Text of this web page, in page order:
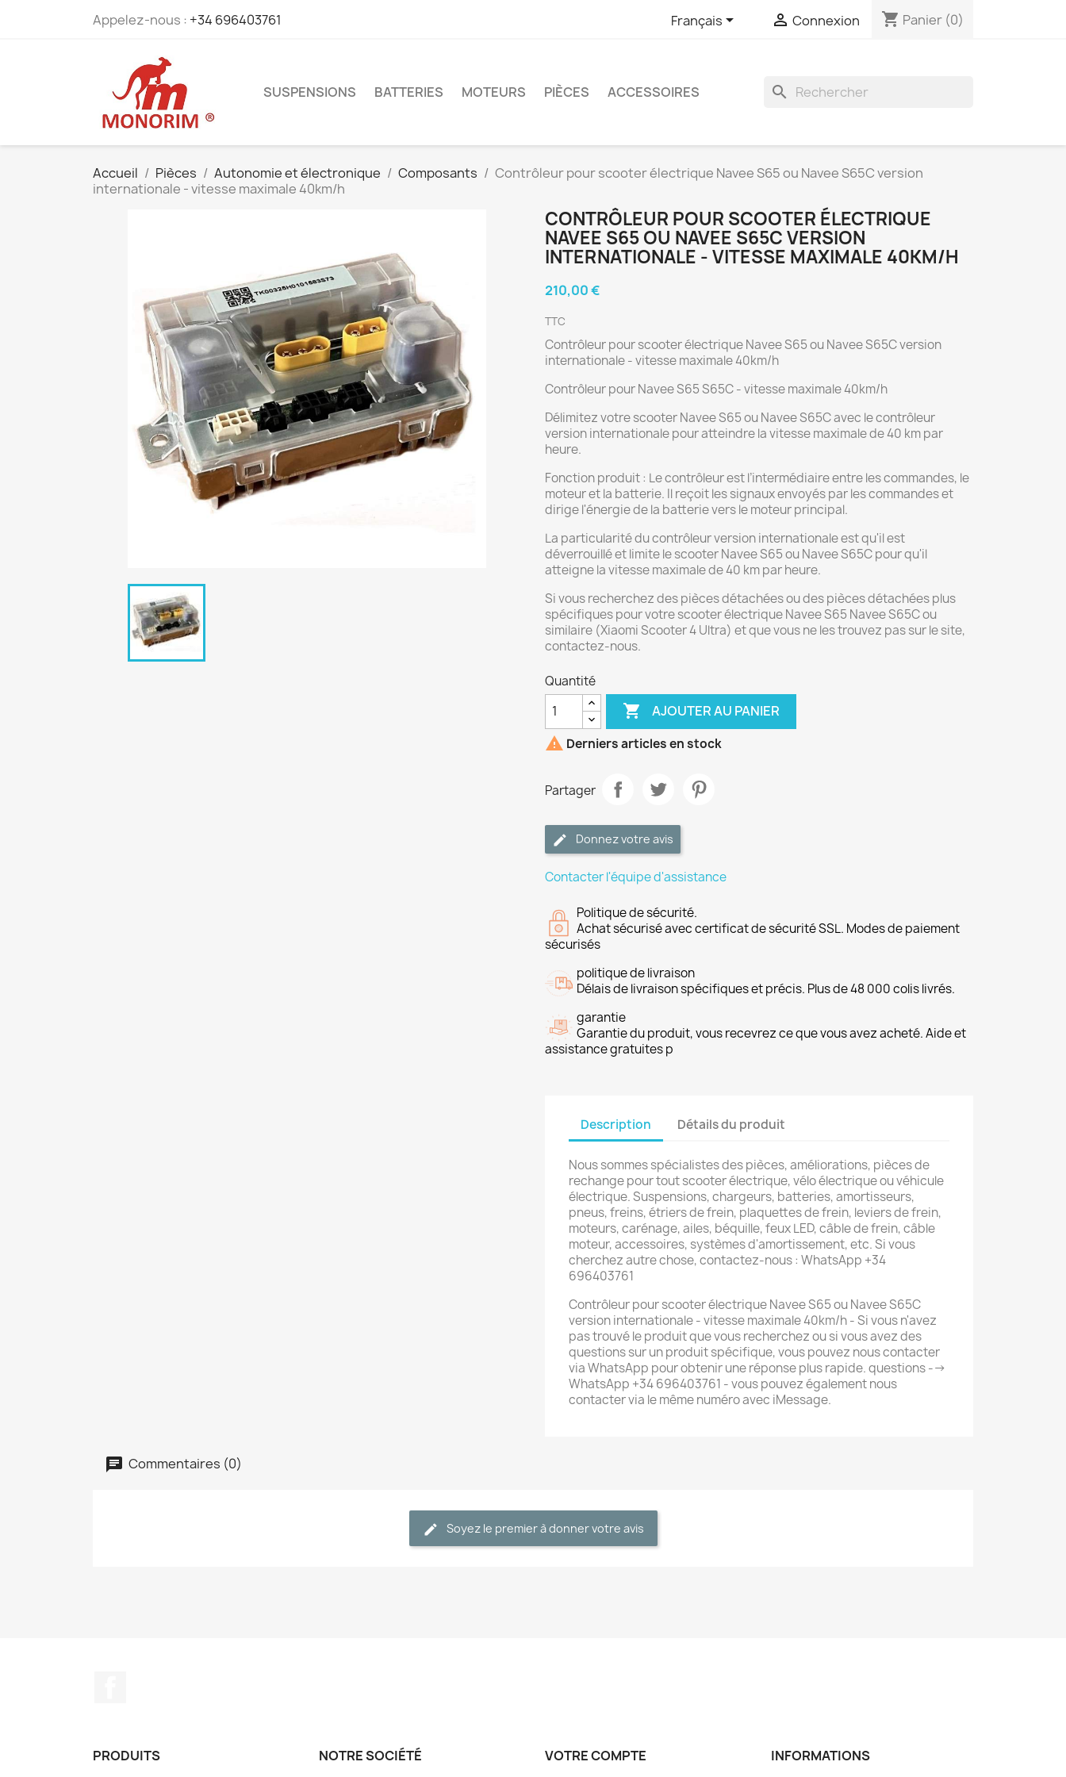
Appelez-nous : +34 696403761 Français  Connexion shopping_cart Panier (0)
SUSPENSIONS BATTERIES MOTEURS PIÈCES ACCESSOIRES search
Accueil Pièces Autonomie et électronique Composants
Contrôleur pour scooter électrique Navee S65 ou Navee S65C version
internationale - vitesse maximale 40km/h
CONTRÔLEUR POUR SCOOTER ÉLECTRIQUE
NAVEE S65 OU NAVEE S65C VERSION
INTERNATIONALE - VITESSE MAXIMALE 40KM/H
210,00 €
TTC
Contrôleur pour scooter électrique Navee S65 ou Navee S65C version
internationale - vitesse maximale 40km/h
Contrôleur pour Navee S65 S65C - vitesse maximale 40km/h
Délimitez votre scooter Navee S65 ou Navee S65C avec le contrôleur
version internationale pour atteindre la vitesse maximale de 40 km par
heure.
Fonction produit : Le contrôleur est l’intermédiaire entre les commandes, le
moteur et la batterie. Il reçoit les signaux envoyés par les commandes et
dirige l'énergie de la batterie vers le moteur principal.
La particularité du contrôleur version internationale est qu'il est
déverrouillé et limite le scooter Navee S65 ou Navee S65C pour qu'il
atteigne la vitesse maximale de 40 km par heure.
Si vous recherchez des pièces détachées ou des pièces détachées plus
spécifiques pour votre scooter électrique Navee S65 Navee S65C ou
similaire (Xiaomi Scooter 4 Ultra) et que vous ne les trouvez pas sur le site,
contactez-nous.
Quantité
 AJOUTER AU PANIER
 Derniers articles en stock
Partager
Donnez votre avis
Contacter l'équipe d'assistance
Politique de sécurité.
Achat sécurisé avec certificat de sécurité SSL. Modes de paiement
sécurisés
politique de livraison
Délais de livraison spécifiques et précis. Plus de 48 000 colis livrés.
garantie
Garantie du produit, vous recevrez ce que vous avez acheté. Aide et
assistance gratuites p
Description Détails du produit
Nous sommes spécialistes des pièces, améliorations, pièces de
rechange pour tout scooter électrique, vélo électrique ou véhicule
électrique. Suspensions, chargeurs, batteries, amortisseurs,
pneus, freins, étriers de frein, plaquettes de frein, leviers de frein,
moteurs, carénage, ailes, béquille, feux LED, câble de frein, câble
moteur, accessoires, systèmes d'amortissement, etc. Si vous
cherchez autre chose, contactez-nous : WhatsApp +34
696403761
Contrôleur pour scooter électrique Navee S65 ou Navee S65C
version internationale - vitesse maximale 40km/h - Si vous n'avez
pas trouvé le produit que vous recherchez ou si vous avez des
questions sur un produit spécifique, vous pouvez nous contacter
via WhatsApp pour obtenir une réponse plus rapide. questions -->
WhatsApp +34 696403761 - vous pouvez également nous
contacter via le même numéro avec iMessage.
Commentaires (0)
Soyez le premier à donner votre avis
PRODUITS NOTRE SOCIÉTÉ VOTRE COMPTE INFORMATIONS